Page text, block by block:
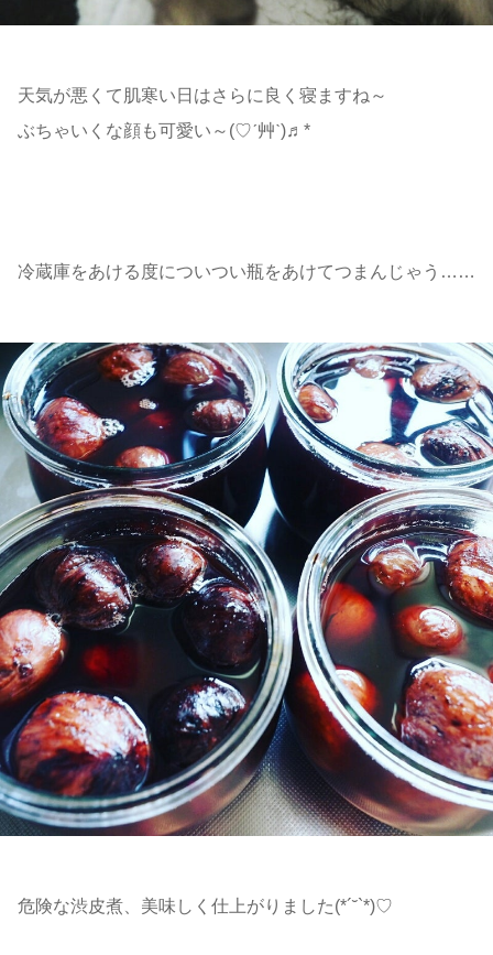
天気が悪くて肌寒い日はさらに良く寝ますね～
ぶちゃいくな顔も可愛い～(♡ˊ艸ˋ)♬*
冷蔵庫をあける度についつい瓶をあけてつまんじゃう……
危険な渋皮煮、美味しく仕上がりました(*´˘`*)♡